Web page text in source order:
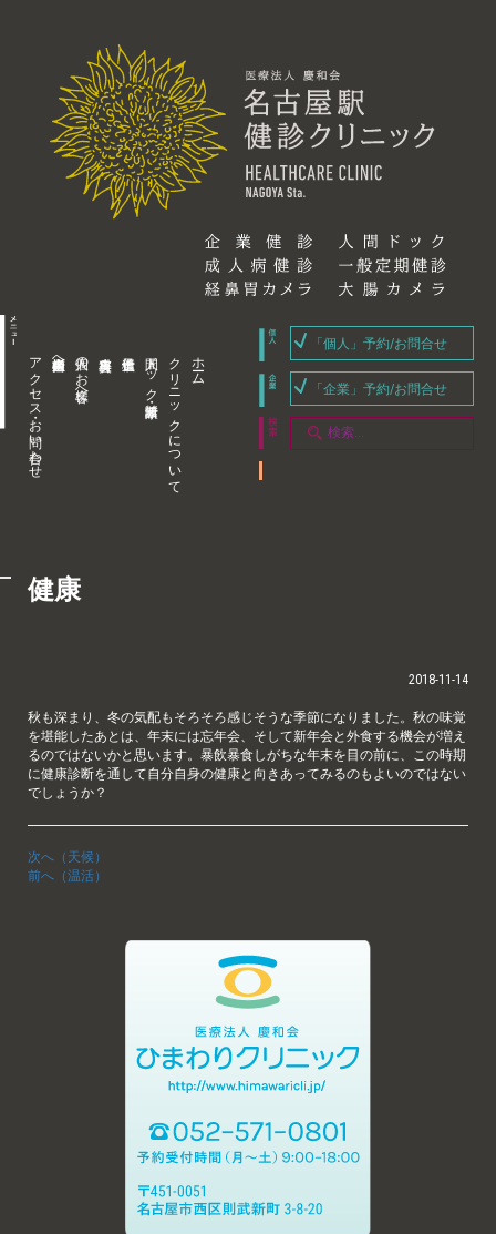
アクセス・お問い合わせ 企業内担当者様へ 個人のお客様へ 人間ドック・健康診断 クリニックについて ホーム
「個人」予約/お問合せ
「企業」予約/お問合せ
健康
2018-11-14
秋も深まり、冬の気配もそろそろ感じそうな季節になりました。秋の味覚
を堪能したあとは、年末には忘年会、そして新年会と外食する機会が増え
るのではないかと思います。暴飲暴食しがちな年末を目の前に、この時期
に健康診断を通して自分自身の健康と向きあってみるのもよいのではない
でしょうか？
次へ（天候）
前へ（温活）